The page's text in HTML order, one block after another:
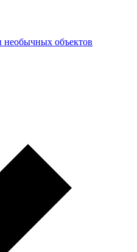
необычных объектов